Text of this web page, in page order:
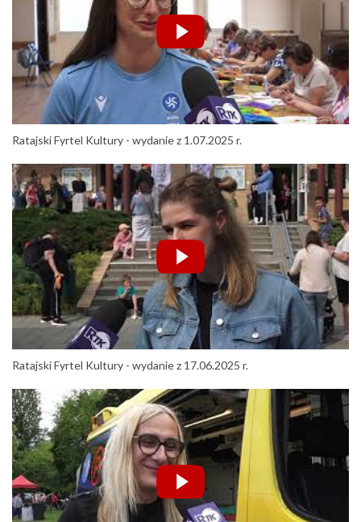
Ratajski Fyrtel Kultury - wydanie z 1.07.2025 r.
Ratajski Fyrtel Kultury - wydanie z 17.06.2025 r.